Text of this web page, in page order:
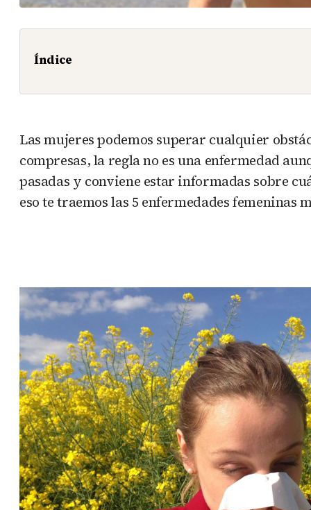
Índice
Las mujeres podemos superar cualquier
compresas, la regla no es una enfermedad
pasadas y conviene estar informadas sobre
eso te traemos las 5 enfermedades femeninas